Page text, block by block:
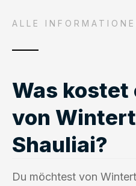
ALLE
Was kostet
von
Shauliai?
Du möchtest von